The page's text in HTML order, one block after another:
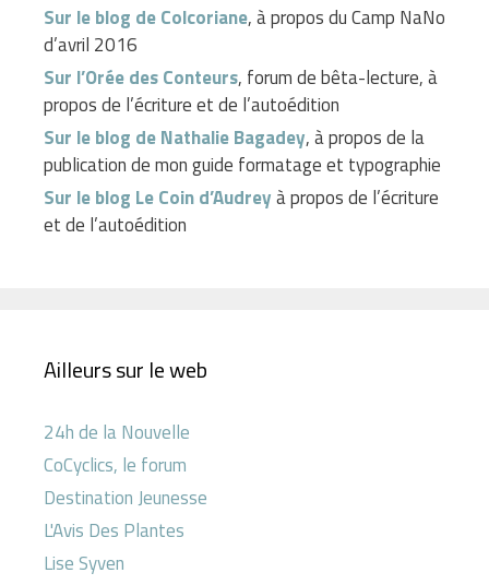
Sur le blog de Colcoriane, à propos du Camp NaNo
d’avril 2016
Sur l’Orée des Conteurs, forum de bêta-lecture, à
propos de l’écriture et de l’autoédition
Sur le blog de Nathalie Bagadey, à propos de la
publication de mon guide formatage et typographie
Sur le blog Le Coin d’Audreyà propos de l’écriture
et de l’autoédition
Ailleurs sur le web
24h de la Nouvelle
CoCyclics, le forum
Destination Jeunesse
L'Avis Des Plantes
Lise Syven